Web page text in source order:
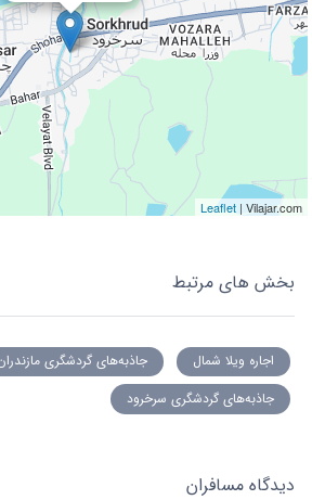
Leaflet | Vilajar.com
بخش های مرتبط
اجاره ویلا شمال
جاذبه‌های گردشگری مازندران
جاذبه‌های گردشگری سرخرود
دیدگاه مسافران